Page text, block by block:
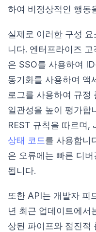
하여 비정상적인 행동
실제로 이러한 구성
니다. 엔터프라이즈
은 SSO를 사용하여
동기화를 사용하여 액
로그를 사용하여 규정
일관성을 높이 평가합
REST 규칙을 따르며,
상태 코드를 사용합니
은 오류에는 빠른 디
됩니다.
또한 API는 개발자 피
년 최근 업데이트에서
상된 파이프와 점진적